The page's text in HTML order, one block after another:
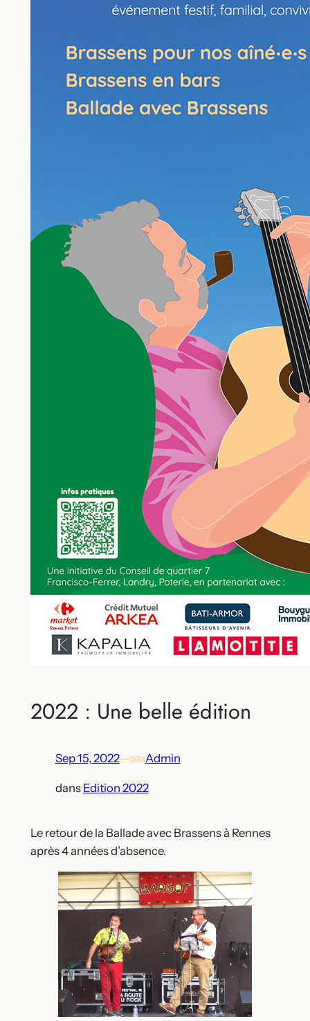
2022 : Une belle édition
Sep 15, 2022—parAdmin
dans Edition 2022
Le retour de la Ballade avec Brassens à Rennes
après 4 années d’absence.